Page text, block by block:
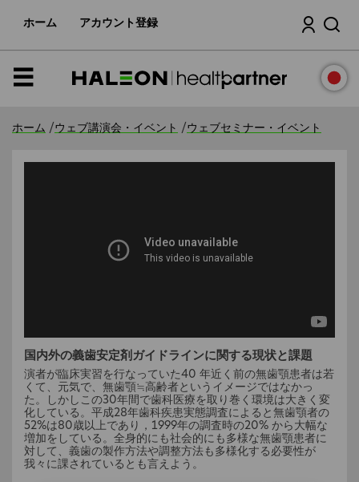
ホーム アカウント登録 検索
メ
ホーム / ウェブ講演会・イベント / ウェブセミナー・イベント
国内外の義歯安定剤ガイドラインに関する現状と課題
演者が臨床実習を行なっていた40 年近く前の無歯顎患者は若
くて、元気で、無歯顎≒高齢者というイメージではなかっ
た。しかしこの30年間で歯科医療を取り巻く環境は大きく変
化している。平成28年歯科疾患実態調査によると無歯顎者の
52%は80歳以上であり，1999年の調査時の20% から大幅な
増加をしている。全身的にも社会的にも多様な無歯顎患者に
対して、義歯の製作方法や調整方法も多様化する必要性が
我々に課されているとも言えよう。